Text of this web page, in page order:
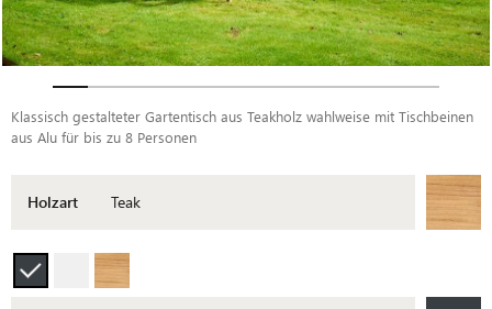
Klassisch gestalteter Gartentisch aus Teakholz wahlweise mit Tischbeinen
aus Alu für bis zu 8 Personen
Holzart Teak